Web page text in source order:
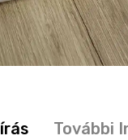
További